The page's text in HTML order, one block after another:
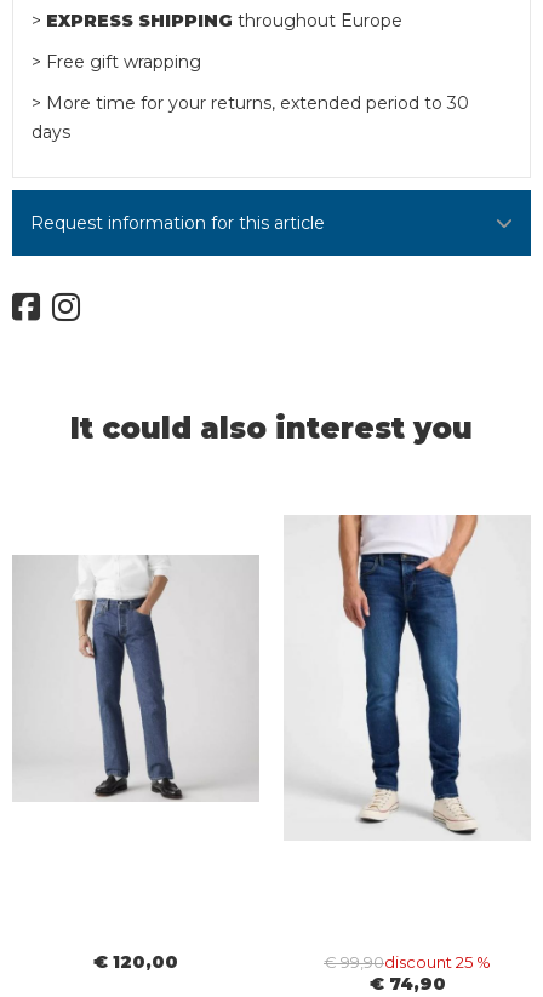
> EXPRESS SHIPPING throughout Europe
> Free gift wrapping
> More time for your returns, extended period to 30
days
Request information for this article
It could also interest you
€ 120,00 € 99,90discount 25 %
€ 74,90